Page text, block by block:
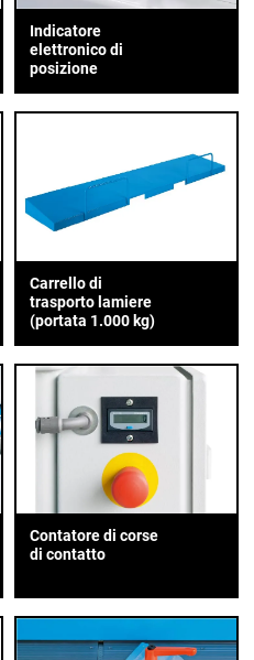
Indicatore
elettronico di
posizione
Carrello di
trasporto lamiere
(portata 1.000 kg)
Contatore di corse
di contatto